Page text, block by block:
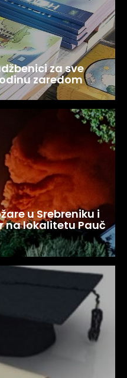
za sve
zaredom
u Srebreniku i
na lokalitetu Pauč